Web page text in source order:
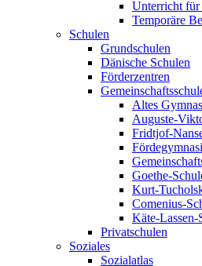
Unterricht
Temporäre
Schulen
Grundschulen
Dänische Schulen
Förderzentren
Altes
Auguste-
Fridtjof-
Goethe-
Kurt-
Comenius-
Käte-Lassen-
Privatschulen
Soziales
Sozialatlas